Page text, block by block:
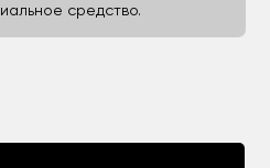
средство.